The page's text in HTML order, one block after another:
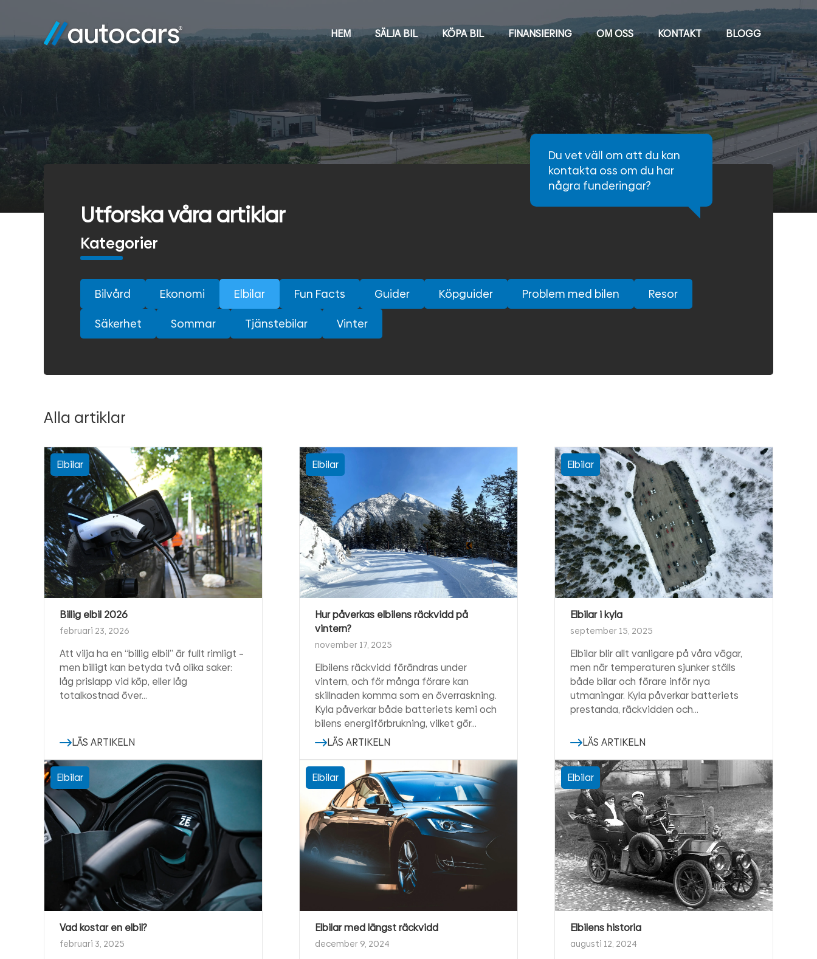
HEM SÄLJA BIL KÖPA BIL FINANSIERING OM OSS KONTAKT BLOGG
Utforska våra artiklar
Kategorier
Du vet väll om att du kan
kontakta oss om du har
några funderingar?
Bilvård Ekonomi Elbilar Fun Facts Guider Köpguider Problem med bilen
Resor
Säkerhet
Sommar Tjänstebilar Vinter
Alla artiklar
Elbilar
Billig elbil 2026
februari 23, 2026
Att vilja ha en “billig elbil” är fullt rimligt –
men billigt kan betyda två olika saker:
låg prislapp vid köp, eller låg
totalkostnad över…
LÄS ARTIKELN
Elbilar
Hur påverkas elbilens räckvidd på
vintern?
november 17, 2025
Elbilens räckvidd förändras under
vintern, och för många förare kan
skillnaden komma som en överraskning.
Kyla påverkar både batteriets kemi och
bilens energiförbrukning, vilket gör…
LÄS ARTIKELN
Elbilar
Elbilar i kyla
september 15, 2025
Elbilar blir allt vanligare på våra vägar,
men när temperaturen sjunker ställs
både bilar och förare inför nya
utmaningar. Kyla påverkar batteriets
prestanda, räckvidden och…
LÄS ARTIKELN
Elbilar
Vad kostar en elbil?
februari 3, 2025
Elbilar
Elbilar med längst räckvidd
december 9, 2024
Elbilar
Elbilens historia
augusti 12, 2024